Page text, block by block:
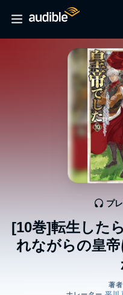
[10巻]転生した
れながらの皇
プ